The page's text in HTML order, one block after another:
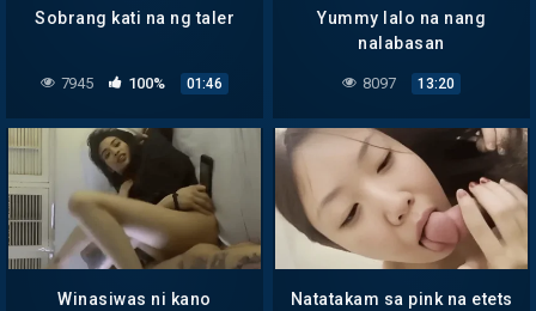
Sobrang kati na ng taler
7945 100% 01:46
Yummy lalo na nang
nalabasan
8097 13:20
Winasiwas ni kano Natatakam sa pink na etets